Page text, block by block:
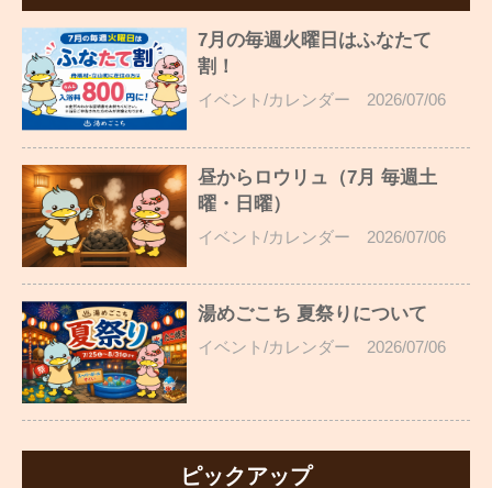
7月の毎週火曜日はふなたて
割！
イベント/カレンダー 2026/07/06
昼からロウリュ（7月 毎週土
曜・日曜）
イベント/カレンダー 2026/07/06
湯めごこち 夏祭りについて
イベント/カレンダー 2026/07/06
ピックアップ